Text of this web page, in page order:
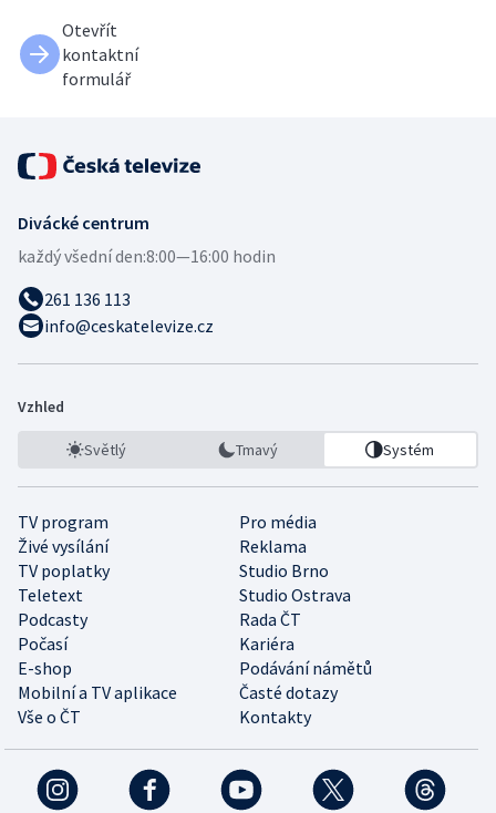
Otevřít
kontaktní
formulář
Divácké centrum
každý všední den:8:00—16:00 hodin
261 136 113
info@ceskatelevize.cz
Vzhled
Světlý Tmavý Systém
TV program
Pro média
Živé vysílání
Reklama
TV poplatky
Studio Brno
Teletext
Studio Ostrava
Podcasty
Rada ČT
Počasí
Kariéra
E-shop
Podávání námětů
Mobilní a TV aplikace
Časté dotazy
Vše o ČT
Kontakty